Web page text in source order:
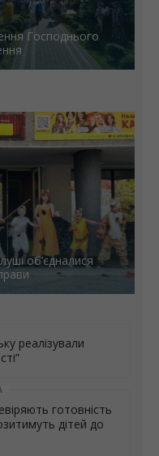
Господнього
об’єдналися
реалізували
готовність
дітей до